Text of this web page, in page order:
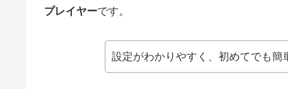
プレイヤーです。
設定がわかりやすく、初めてでも簡